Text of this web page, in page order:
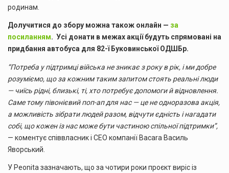
родинам.
Долучитися до збору можна також онлайн — за
посиланням. Усі донати в межах акції будуть спрямовані на
придбання автобуса для 82-ї Буковинської ОДШБр.
“Потреба у підтримці війська не зникає з року в рік, і ми добре
розуміємо, що за кожним таким запитом стоять реальні люди
— чиїсь рідні, близькі, ті, хто потребує допомоги й відновлення.
Саме тому півонієвий поп-ап для нас — це не одноразова акція,
а можливість зібрати людей разом, відчути єдність і нагадати
собі, що кожен із нас може бути частиною спільної підтримки”,
— коментує співвласник і CEO компанії Bacara Василь
Яворський.
У Peonita зазначають, що за чотири роки проєкт виріс із